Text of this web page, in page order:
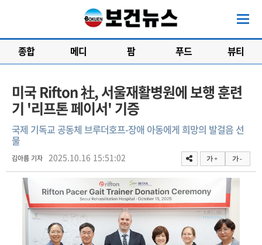
종합 메디 팜 푸드 뷰티
미국 ​Rifton 社, 서울재활병원에 보행 훈련
기 '리프톤 페이서' 기증
국제 기독교 공동체 브루더호프-장애 아동에게 희망의 발걸음 선
물
김아름 기자 2025.10.16 15:51:02 가 + 가 -